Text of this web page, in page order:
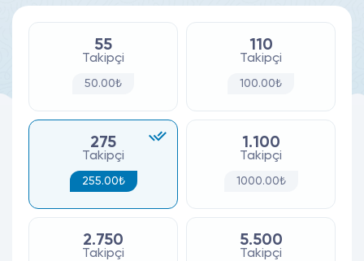
55
Takipçi
50.00₺
110
Takipçi
100.00₺
275
Takipçi
255.00₺
1.100
Takipçi
1000.00₺
2.750
Takipçi
5.500
Takipçi